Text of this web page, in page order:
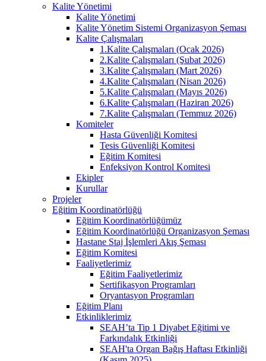
Kalite Yönetimi
Kalite Yönetimi
Kalite Yönetim Sistemi Organizasyon Şeması
Kalite Çalışmaları
1.Kalite Çalışmaları (Ocak 2026)
2.Kalite Çalışmaları (Şubat 2026)
3.Kalite Çalışmaları (Mart 2026)
4.Kalite Çalışmaları (Nisan 2026)
5.Kalite Çalışmaları (Mayıs 2026)
6.Kalite Çalışmaları (Haziran 2026)
7.Kalite Çalışmaları (Temmuz 2026)
Komiteler
Hasta Güvenliği Komitesi
Tesis Güvenliği Komitesi
Eğitim Komitesi
Enfeksiyon Kontrol Komitesi
Ekipler
Kurullar
Projeler
Eğitim Koordinatörlüğü
Eğitim Koordinatörlüğümüz
Eğitim Koordinatörlüğü Organizasyon Şeması
Hastane Staj İşlemleri Akış Şeması
Eğitim Komitesi
Faaliyetlerimiz
Eğitim Faaliyetlerimiz
Sertifikasyon Programları
Oryantasyon Programları
Eğitim Planı
Etkinliklerimiz
SEAH’ta Tip 1 Diyabet Eğitimi ve
Farkındalık Etkinliği
SEAH'ta Organ Bağış Haftası Etkinliği